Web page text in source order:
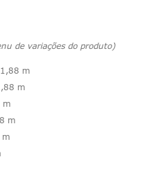
de variações do produto)
m
m
m
m